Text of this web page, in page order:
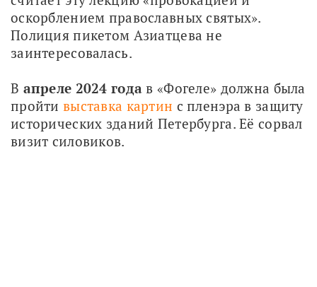
оскорблением православных святых».
Полиция пикетом Азиатцева не
заинтересовалась.
В апреле 2024 года в «Фогеле» должна была
пройти выставка картин с пленэра в защиту
исторических зданий Петербурга. Её сорвал
визит силовиков.